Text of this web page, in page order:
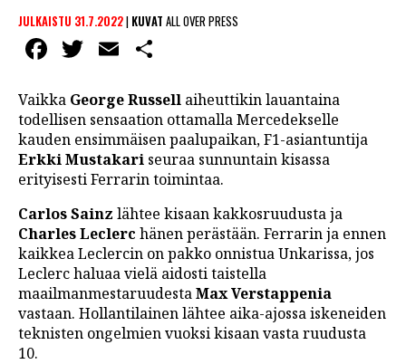
JULKAISTU 31.7.2022| KUVAT ALL OVER PRESS
Facebook
Twitter
Email
Vaikka George Russell aiheuttikin lauantaina
todellisen sensaation ottamalla Mercedekselle
kauden ensimmäisen paalupaikan, F1-asiantuntija
Erkki Mustakari seuraa sunnuntain kisassa
erityisesti Ferrarin toimintaa.
Carlos Sainz lähtee kisaan kakkosruudusta ja
Charles Leclerc hänen perästään. Ferrarin ja ennen
kaikkea Leclercin on pakko onnistua Unkarissa, jos
Leclerc haluaa vielä aidosti taistella
maailmanmestaruudestaMax Verstappenia
vastaan. Hollantilainen lähtee aika-ajossa iskeneiden
teknisten ongelmien vuoksi kisaan vasta ruudusta
10.